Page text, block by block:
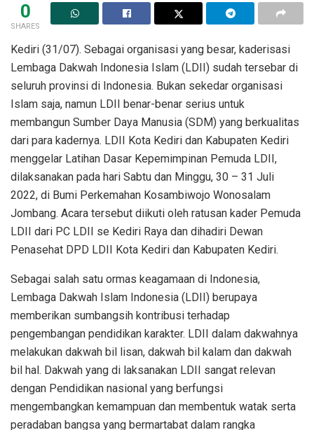
0
SHARES
Kediri (31/07). Sebagai organisasi yang besar, kaderisasi
Lembaga Dakwah Indonesia Islam (LDII) sudah tersebar di
seluruh provinsi di Indonesia. Bukan sekedar organisasi
Islam saja, namun LDII benar-benar serius untuk
membangun Sumber Daya Manusia (SDM) yang berkualitas
dari para kadernya. LDII Kota Kediri dan Kabupaten Kediri
menggelar Latihan Dasar Kepemimpinan Pemuda LDII,
dilaksanakan pada hari Sabtu dan Minggu, 30 – 31 Juli
2022, di Bumi Perkemahan Kosambiwojo Wonosalam
Jombang. Acara tersebut diikuti oleh ratusan kader Pemuda
LDII dari PC LDII se Kediri Raya dan dihadiri Dewan
Penasehat DPD LDII Kota Kediri dan Kabupaten Kediri.
Sebagai salah satu ormas keagamaan di Indonesia,
Lembaga Dakwah Islam Indonesia (LDII) berupaya
memberikan sumbangsih kontribusi terhadap
pengembangan pendidikan karakter. LDII dalam dakwahnya
melakukan dakwah bil lisan, dakwah bil kalam dan dakwah
bil hal. Dakwah yang di laksanakan LDII sangat relevan
dengan Pendidikan nasional yang berfungsi
mengembangkan kemampuan dan membentuk watak serta
peradaban bangsa yang bermartabat dalam rangka